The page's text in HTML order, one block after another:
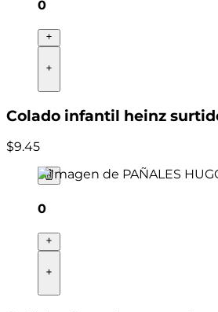
0
Colado infantil heinz
$9.45
0